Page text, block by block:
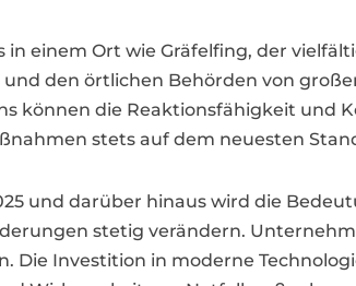
in einem Ort wie Gräfelfing, der
den örtlichen Behörden von
können die Reaktionsfähigkeit und
stets auf dem neuesten
und darüber hinaus wird die
stetig verändern.
Die Investition in moderne